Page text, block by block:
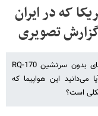
که در ایران
تصویری
مقامات نظامی تایید کرده‌اند که یک فروند هواپیمای بدون سرنشین RQ-170
این هواپیما که
است؟